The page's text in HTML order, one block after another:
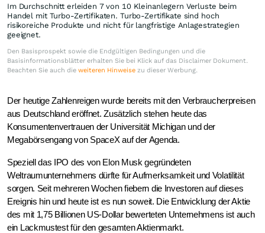
Im Durchschnitt erleiden 7 von 10 Kleinanlegern Verluste beim
Handel mit Turbo-Zertifikaten. Turbo-Zertifikate sind hoch
risikoreiche Produkte und nicht für langfristige Anlagestrategien
geeignet.
Den Basisprospekt sowie die Endgültigen Bedingungen und die
Basisinformationsblätter erhalten Sie bei Klick auf das Disclaimer Dokument.
Beachten Sie auch die weiteren Hinweise zu dieser Werbung.
Der heutige Zahlenreigen wurde bereits mit den Verbraucherpreisen
aus Deutschland eröffnet. Zusätzlich stehen heute das
Konsumentenvertrauen der Universität Michigan und der
Megabörsengang von SpaceX auf der Agenda.
Speziell das IPO des von Elon Musk gegründeten
Weltraumunternehmens dürfte für Aufmerksamkeit und Volatilität
sorgen. Seit mehreren Wochen fiebern die Investoren auf dieses
Ereignis hin und heute ist es nun soweit. Die Entwicklung der Aktie
des mit 1,75 Billionen US-Dollar bewerteten Unternehmens ist auch
ein Lackmustest für den gesamten Aktienmarkt.